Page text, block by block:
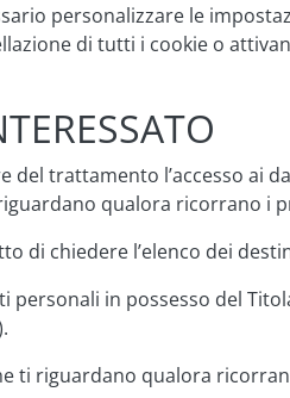
personalizzare le
di tutti i cookie o
trattamento l’accesso ai
qualora ricorrano i
di chiedere l’elenco dei
personali in possesso del
riguardano qualora